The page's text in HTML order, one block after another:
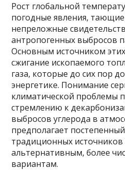
Рост глобальной
погодные явления, тающие
непреложные
антропогенных выбросов
Основным источником
сжигание ископаемого
газа, которые до сих пор
энергетике. Понимание
климатической проблемы
стремлению к
выбросов углерода в
предполагает
традиционных источников
альтернативным, более
вариантам.